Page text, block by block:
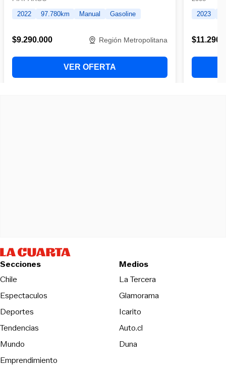
Secciones
Chile
Espectaculos
Deportes
Tendencias
Mundo
Emprendimiento
Medios
La TerceraOpens in new
Glamorama
Icarito
Auto.cl
DunaOpens in new window